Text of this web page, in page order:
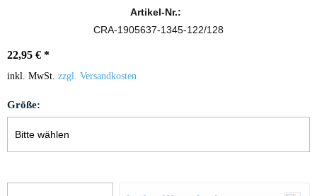
Artikel-Nr.:
CRA-1905637-1345-122/128
22,95 € *
inkl. MwSt. zzgl. Versandkosten
Größe: